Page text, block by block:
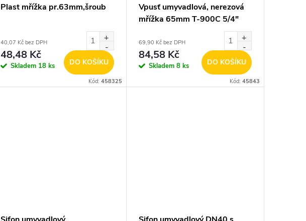
Plast mřížka pr.63mm,šroub
40,07 Kč bez DPH
48,48 Kč
Skladem 18 ks DO KOŠÍKU
Kód: 458325
Vpusť umyvadlová, nerezová
mřížka 65mm T-900C 5/4"
69,90 Kč bez DPH
84,58 Kč
Skladem 8 ks DO KOŠÍKU
Kód: 45843